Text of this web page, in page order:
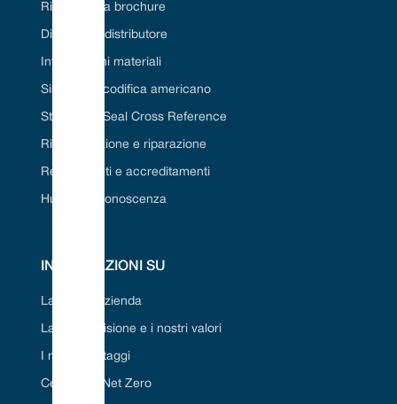
Richiedi una brochure
Diventa un distributore
Informazioni materiali
Sistema di codifica americano
Strumento Seal Cross Reference
Ristrutturazione e riparazione
Regolamenti e accreditamenti
Hub della conoscenza
INFORMAZIONI SU
La nostra azienda
La nostra visione e i nostri valori
I nostri vantaggi
Certificato Net Zero